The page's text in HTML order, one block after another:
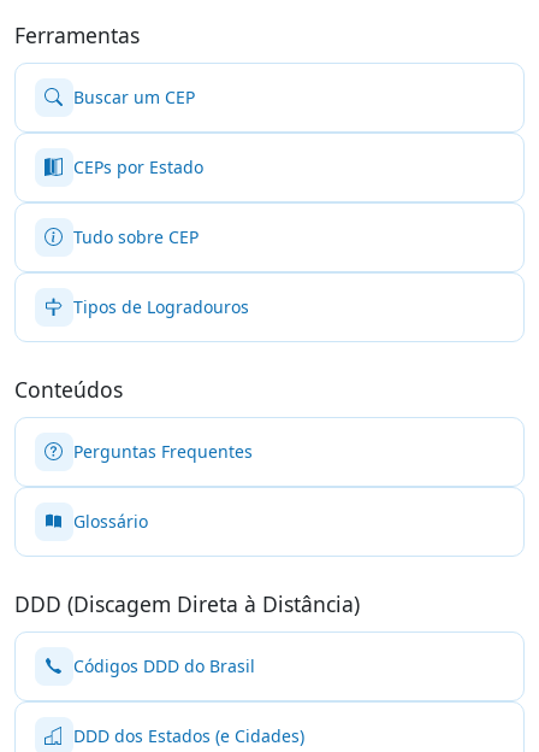
Ferramentas
Buscar um CEP
CEPs por Estado
Tudo sobre CEP
Tipos de Logradouros
Conteúdos
Perguntas Frequentes
Glossário
DDD (Discagem Direta à Distância)
Códigos DDD do Brasil
DDD dos Estados (e Cidades)